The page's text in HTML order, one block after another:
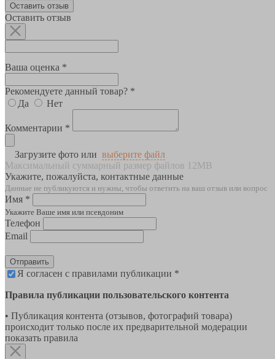
Оставить отзыв
Оставить отзыв
Ваша оценка *
Рекомендуете данный товар? *
Да
Нет
Комментарии *
Загрузите фото или выберите файл
Максимальный суммарный размер файлов 12MB
Укажите, пожалуйста, контактные данные
Данные не публикуются и нужны, чтобы ответить на ваш отзыв или вопрос
Имя *
Укажите Ваше имя или псевдоним
Телефон
Email
Отправить
Я согласен с правилами публикации *
Правила публикации пользовательского контента
• Публикация контента (отзывов, фотографий товара)
происходит только после их предварительной модерации
показать правила